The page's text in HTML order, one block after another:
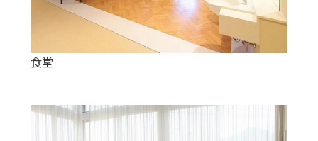
食堂